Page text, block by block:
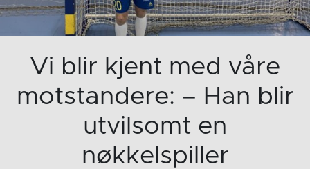
Vi blir kjent med våre
motstandere: – Han blir
utvilsomt en
nøkkelspiller